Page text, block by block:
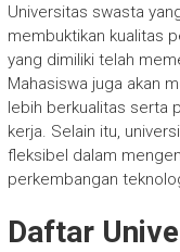
Universitas swasta
membuktikan kualitas
yang dimiliki telah
Mahasiswa juga akan
lebih berkualitas serta
kerja. Selain itu,
fleksibel dalam
perkembangan
Daftar